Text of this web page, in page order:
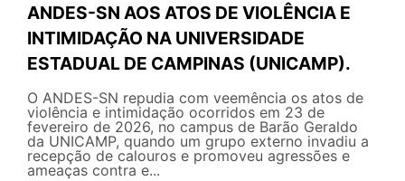
ANDES-SN AOS ATOS DE VIOLÊNCIA E
INTIMIDAÇÃO NA UNIVERSIDADE
ESTADUAL DE CAMPINAS (UNICAMP).
O ANDES-SN repudia com veemência os atos de
violência e intimidação ocorridos em 23 de
fevereiro de 2026, no campus de Barão Geraldo
da UNICAMP, quando um grupo externo invadiu a
recepção de calouros e promoveu agressões e
ameaças contra e...